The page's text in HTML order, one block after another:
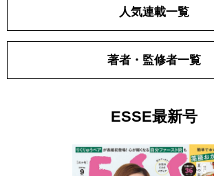
人気連載一覧
著者・監修者一覧
ESSE最新号